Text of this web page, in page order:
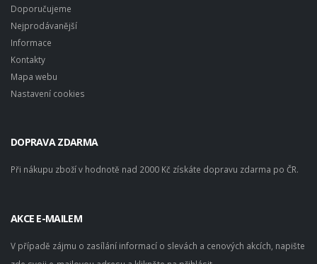
Doporučujeme
Nejprodávanější
Informace
Kontakty
Mapa webu
Nastavení cookies
DOPRAVA ZDARMA
Při nákupu zboží v hodnotě nad 2000 Kč získáte dopravu zdarma po ČR.
AKCE E-MAILEM
V případě zájmu o zasílání informací o slevách a cenových akcích, napište